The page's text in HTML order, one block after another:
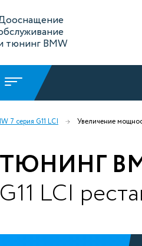
тюнинг BMW
7 серия G11 LCI Увеличение
ТЮНИНГ
G11 LCI